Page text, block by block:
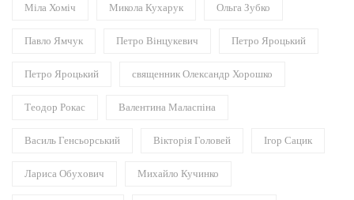
Міла Хоміч Микола Кухарук Ольга Зубко
Павло Ямчук Петро Вінцукевич Петро Яроцький
Петро Яроцький священник Олександр Хорошко
Теодор Рокас Валентина Маласпіна
Василь Генсьорський Вікторія Головей Ігор Сацик
Лариса Обухович Михайло Кучинко